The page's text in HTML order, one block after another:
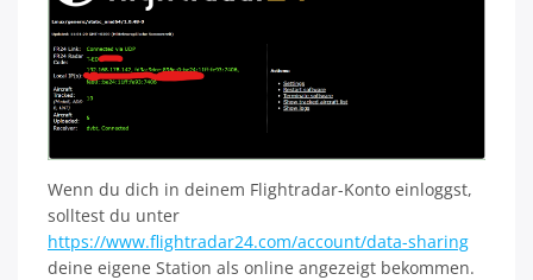
Wenn du dich in deinem Flightradar-Konto einloggst,
solltest du unter
https://www.flightradar24.com/account/data-sharing
deine eigene Station als online angezeigt bekommen.